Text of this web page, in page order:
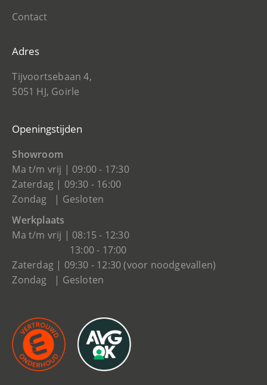
Contact
Adres
Tijvoortsebaan 4,
5051 HJ, Goirle
Openingstijden
Showroom
Ma t/m vrij | 09:00 - 17:30
Zaterdag | 09:30 - 16:00
Zondag | Gesloten
Werkplaats
Ma t/m vrij | 08:15 - 12:30
13:00 - 17:00
Zaterdag | 09:30 - 12:30 (voor noodgevallen)
Zondag | Gesloten